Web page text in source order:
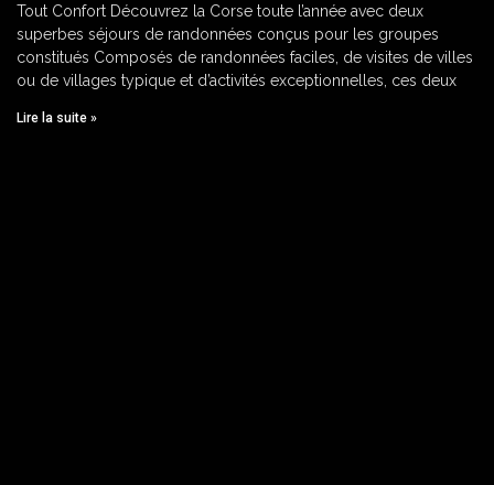
Tout Confort Découvrez la Corse toute l’année avec deux
superbes séjours de randonnées conçus pour les groupes
constitués Composés de randonnées faciles, de visites de villes
ou de villages typique et d’activités exceptionnelles, ces deux
Lire la suite »